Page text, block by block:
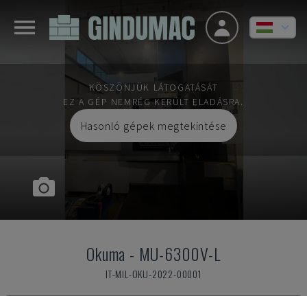
KÖSZÖNJÜK LÁTOGATÁSÁT
EZ A GÉP NEMRÉG KERÜLT ELADÁSRA.
Hasonló gépek megtekintése
Okuma - MU-6300V-L
IT-MIL-OKU-2022-00001